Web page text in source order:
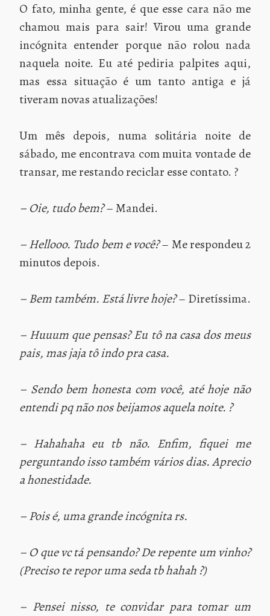
O fato, minha gente, é que esse cara não me
chamou mais para sair! Virou uma grande
incógnita entender porque não rolou nada
naquela noite. Eu até pediria palpites aqui,
mas essa situação é um tanto antiga e já
tiveram novas atualizações!
Um mês depois, numa solitária noite de
sábado, me encontrava com muita vontade de
transar, me restando reciclar esse contato. ?
– Oie, tudo bem?– Mandei.
– Hellooo. Tudo bem e você?– Me respondeu 2
minutos depois.
– Bem também. Está livre hoje?– Diretíssima.
– Huuum que pensas? Eu tô na casa dos meus
pais, mas jaja tô indo pra casa.
– Sendo bem honesta com você, até hoje não
entendi pq não nos beijamos aquela noite. ?
– Hahahaha eu tb não. Enfim, fiquei me
perguntando isso também vários dias. Aprecio
a honestidade.
– Pois é, uma grande incógnita rs.
– O que vc tá pensando? De repente um vinho?
(Preciso te repor uma seda tb hahah ?)
– Pensei nisso, te convidar para tomar um